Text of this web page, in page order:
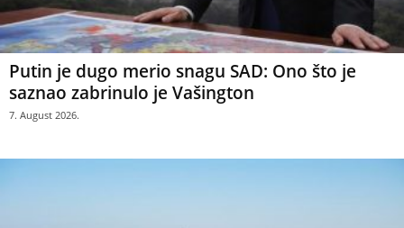
Putin je dugo merio snagu SAD: Ono što je
saznao zabrinulo je Vašington
7. August 2026.